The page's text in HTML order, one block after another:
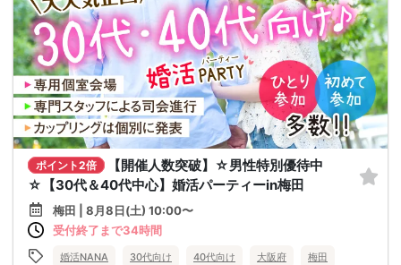
ポイント2倍
【開催人数突破】☆男性特別優待中
☆【30代＆40代中心】婚活パーティーin梅田
梅田 | 8月8日(土) 10:00〜
受付終了まで34時間
婚活NANA 30代向け 40代向け 大阪府 梅田